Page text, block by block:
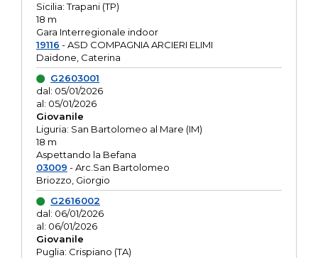
Sicilia: Trapani (TP)
18 m
Gara Interregionale indoor
19116 - ASD COMPAGNIA ARCIERI ELIMI
Daidone, Caterina
G2603001
dal: 05/01/2026
al: 05/01/2026
Giovanile
Liguria: San Bartolomeo al Mare (IM)
18 m
Aspettando la Befana
03009 - Arc.San Bartolomeo
Briozzo, Giorgio
G2616002
dal: 06/01/2026
al: 06/01/2026
Giovanile
Puglia: Crispiano (TA)